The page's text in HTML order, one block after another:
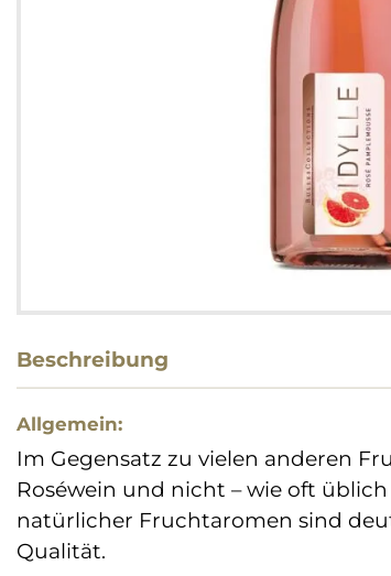
Beschreibung
Allgemein:
Im Gegensatz zu vielen anderen
Roséwein und nicht – wie oft
natürlicher Fruchtaromen sind
Qualität.